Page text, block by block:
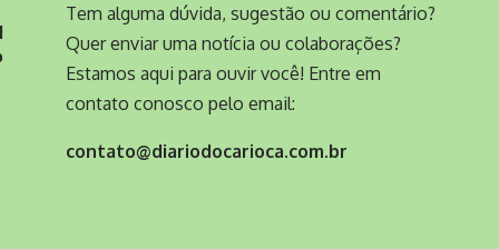
Tem alguma dúvida, sugestão ou comentário?
Quer enviar uma notícia ou colaborações?
Estamos aqui para ouvir você! Entre em
contato conosco pelo email:
contato@diariodocarioca.com.br